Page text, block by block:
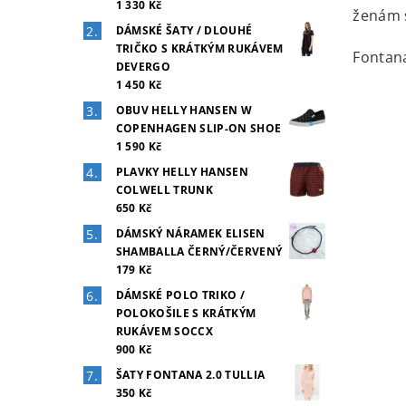
1 330 Kč
DÁMSKÉ ŠATY / DLOUHÉ
TRIČKO S KRÁTKÝM RUKÁVEM
DEVERGO
1 450 Kč
OBUV HELLY HANSEN W
COPENHAGEN SLIP-ON SHOE
1 590 Kč
PLAVKY HELLY HANSEN
COLWELL TRUNK
650 Kč
DÁMSKÝ NÁRAMEK ELISEN
SHAMBALLA ČERNÝ/ČERVENÝ
179 Kč
DÁMSKÉ POLO TRIKO /
POLOKOŠILE S KRÁTKÝM
RUKÁVEM SOCCX
900 Kč
ŠATY FONTANA 2.0 TULLIA
350 Kč